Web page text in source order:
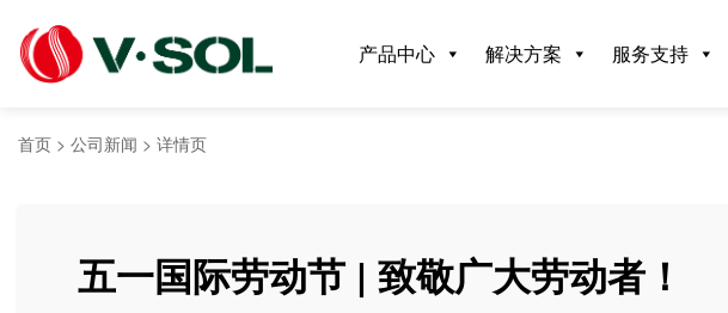
产品中心 解决方案 服务支持
首页 > 公司新闻 > 详情页
五一国际劳动节 | 致敬广大劳动者！